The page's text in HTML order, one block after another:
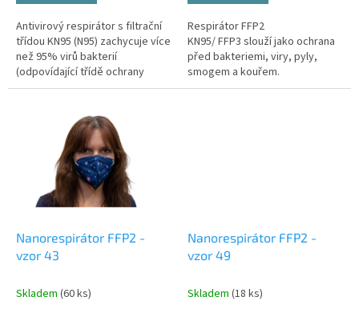
Antivirový respirátor s filtrační
třídou KN95 (N95) zachycuje více
než 95% virů bakterií
(odpovídající třídě ochrany
FFP2), prachových, pylových i
Respirátor FFP2
KN95/ FFP3 slouží jako ochrana
před bakteriemi, viry, pyly,
smogem a kouřem.
Nanorespirátor FFP2 -
vzor 43
Skladem (60 ks)
Nanorespirátor FFP2 -
vzor 49
Skladem (18 ks)